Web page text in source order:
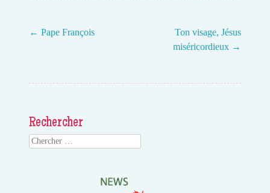
← Pape François
Ton visage, Jésus
miséricordieux →
Rechercher
Search